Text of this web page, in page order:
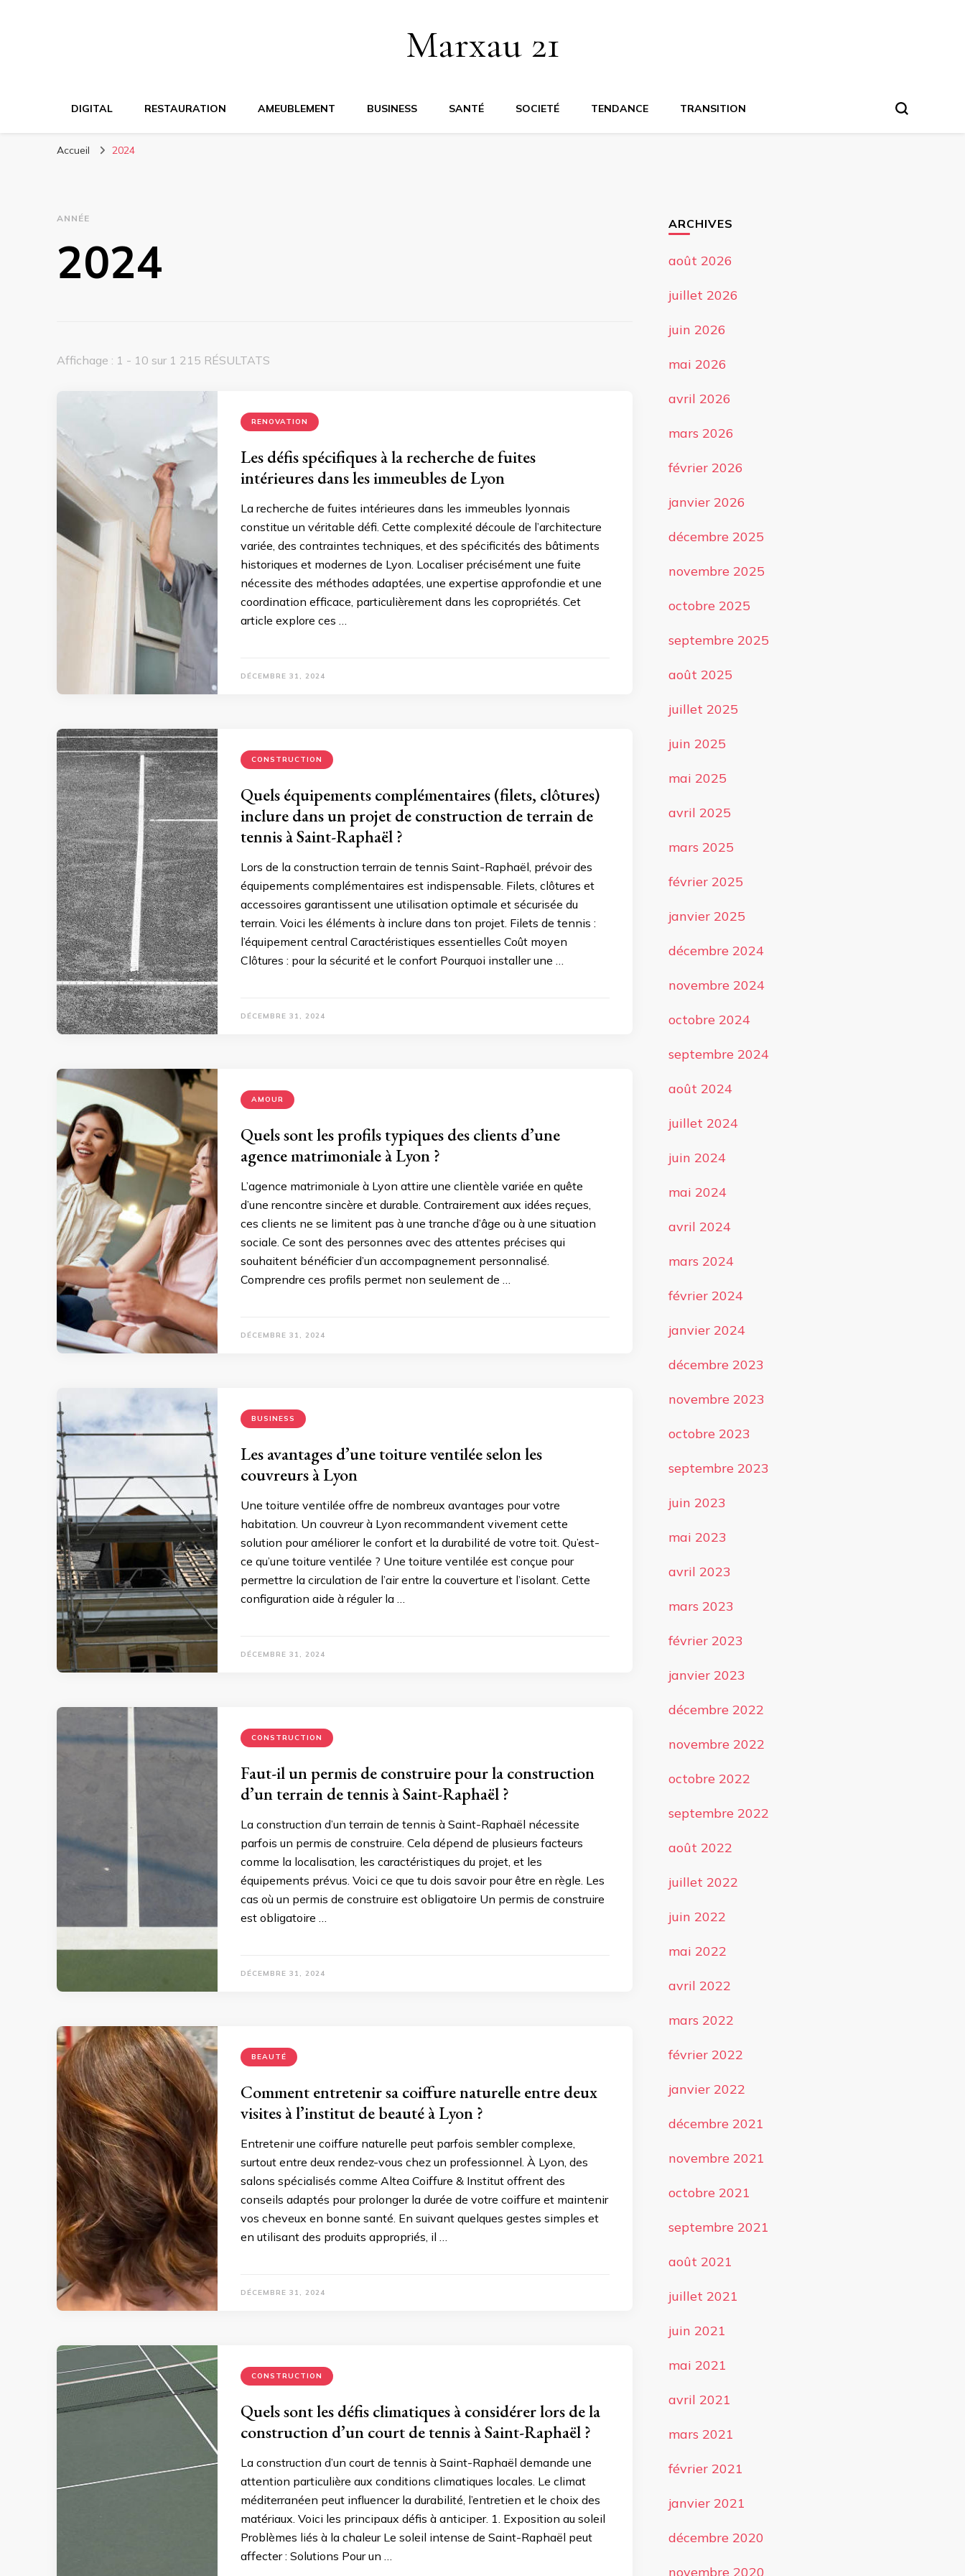
Marxau 21
DIGITAL RESTAURATION AMEUBLEMENT BUSINESS SANTÉ SOCIETÉ TENDANCE TRANSITION
Accueil 2024
ANNÉE
2024
Affichage : 1 - 10 sur 1 215 RÉSULTATS
RENOVATION
Les défis spécifiques à la recherche de fuites
intérieures dans les immeubles de Lyon
La recherche de fuites intérieures dans les immeubles lyonnais
constitue un véritable défi. Cette complexité découle de l’architecture
variée, des contraintes techniques, et des spécificités des bâtiments
historiques et modernes de Lyon. Localiser précisément une fuite
nécessite des méthodes adaptées, une expertise approfondie et une
coordination efficace, particulièrement dans les copropriétés. Cet
article explore ces …
DÉCEMBRE 31, 2024
CONSTRUCTION
Quels équipements complémentaires (filets, clôtures)
inclure dans un projet de construction de terrain de
tennis à Saint-Raphaël ?
Lors de la construction terrain de tennis Saint-Raphaël, prévoir des
équipements complémentaires est indispensable. Filets, clôtures et
accessoires garantissent une utilisation optimale et sécurisée du
terrain. Voici les éléments à inclure dans ton projet. Filets de tennis :
l’équipement central Caractéristiques essentielles Coût moyen
Clôtures : pour la sécurité et le confort Pourquoi installer une …
DÉCEMBRE 31, 2024
AMOUR
Quels sont les profils typiques des clients d’une
agence matrimoniale à Lyon ?
L’agence matrimoniale à Lyon attire une clientèle variée en quête
d’une rencontre sincère et durable. Contrairement aux idées reçues,
ces clients ne se limitent pas à une tranche d’âge ou à une situation
sociale. Ce sont des personnes avec des attentes précises qui
souhaitent bénéficier d’un accompagnement personnalisé.
Comprendre ces profils permet non seulement de …
DÉCEMBRE 31, 2024
BUSINESS
Les avantages d’une toiture ventilée selon les
couvreurs à Lyon
Une toiture ventilée offre de nombreux avantages pour votre
habitation. Un couvreur à Lyon recommandent vivement cette
solution pour améliorer le confort et la durabilité de votre toit. Qu’est-
ce qu’une toiture ventilée ? Une toiture ventilée est conçue pour
permettre la circulation de l’air entre la couverture et l’isolant. Cette
configuration aide à réguler la …
DÉCEMBRE 31, 2024
CONSTRUCTION
Faut-il un permis de construire pour la construction
d’un terrain de tennis à Saint-Raphaël ?
La construction d’un terrain de tennis à Saint-Raphaël nécessite
parfois un permis de construire. Cela dépend de plusieurs facteurs
comme la localisation, les caractéristiques du projet, et les
équipements prévus. Voici ce que tu dois savoir pour être en règle. Les
cas où un permis de construire est obligatoire Un permis de construire
est obligatoire …
DÉCEMBRE 31, 2024
BEAUTÉ
Comment entretenir sa coiffure naturelle entre deux
visites à l’institut de beauté à Lyon ?
Entretenir une coiffure naturelle peut parfois sembler complexe,
surtout entre deux rendez-vous chez un professionnel. À Lyon, des
salons spécialisés comme Altea Coiffure & Institut offrent des
conseils adaptés pour prolonger la durée de votre coiffure et maintenir
vos cheveux en bonne santé. En suivant quelques gestes simples et
en utilisant des produits appropriés, il …
DÉCEMBRE 31, 2024
CONSTRUCTION
Quels sont les défis climatiques à considérer lors de la
construction d’un court de tennis à Saint-Raphaël ?
La construction d’un court de tennis à Saint-Raphaël demande une
attention particulière aux conditions climatiques locales. Le climat
méditerranéen peut influencer la durabilité, l’entretien et le choix des
matériaux. Voici les principaux défis à anticiper. 1. Exposition au soleil
Problèmes liés à la chaleur Le soleil intense de Saint-Raphaël peut
affecter : Solutions Pour un …
ARCHIVES
août 2026
juillet 2026
juin 2026
mai 2026
avril 2026
mars 2026
février 2026
janvier 2026
décembre 2025
novembre 2025
octobre 2025
septembre 2025
août 2025
juillet 2025
juin 2025
mai 2025
avril 2025
mars 2025
février 2025
janvier 2025
décembre 2024
novembre 2024
octobre 2024
septembre 2024
août 2024
juillet 2024
juin 2024
mai 2024
avril 2024
mars 2024
février 2024
janvier 2024
décembre 2023
novembre 2023
octobre 2023
septembre 2023
juin 2023
mai 2023
avril 2023
mars 2023
février 2023
janvier 2023
décembre 2022
novembre 2022
octobre 2022
septembre 2022
août 2022
juillet 2022
juin 2022
mai 2022
avril 2022
mars 2022
février 2022
janvier 2022
décembre 2021
novembre 2021
octobre 2021
septembre 2021
août 2021
juillet 2021
juin 2021
mai 2021
avril 2021
mars 2021
février 2021
janvier 2021
décembre 2020
novembre 2020